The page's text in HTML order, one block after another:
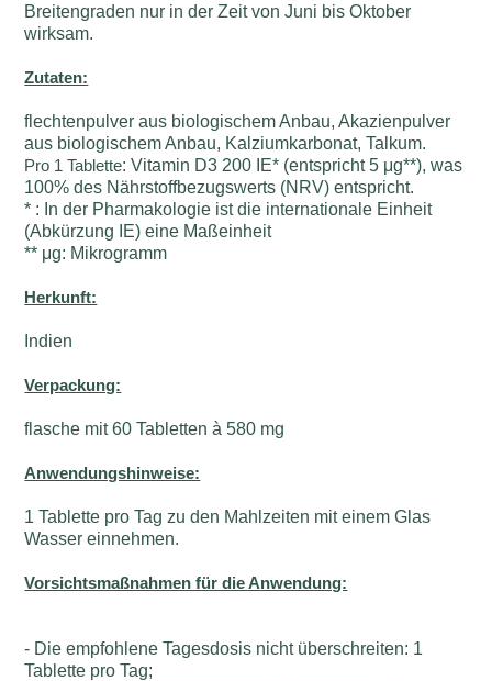
Breitengraden nur in der Zeit von Juni bis Oktober
wirksam.
Zutaten:
flechtenpulver aus biologischem Anbau, Akazienpulver
aus biologischem Anbau, Kalziumkarbonat, Talkum.
Pro 1 Tablette: Vitamin D3 200 IE* (entspricht 5 μg**), was
100% des Nährstoffbezugswerts (NRV) entspricht.
* : In der Pharmakologie ist die internationale Einheit
(Abkürzung IE) eine Maßeinheit
** μg: Mikrogramm
Herkunft:
Indien
Verpackung:
flasche mit 60 Tabletten à 580 mg
Anwendungshinweise:
1 Tablette pro Tag zu den Mahlzeiten mit einem Glas
Wasser einnehmen.
Vorsichtsmaßnahmen für die Anwendung:
- Die empfohlene Tagesdosis nicht überschreiten: 1
Tablette pro Tag;